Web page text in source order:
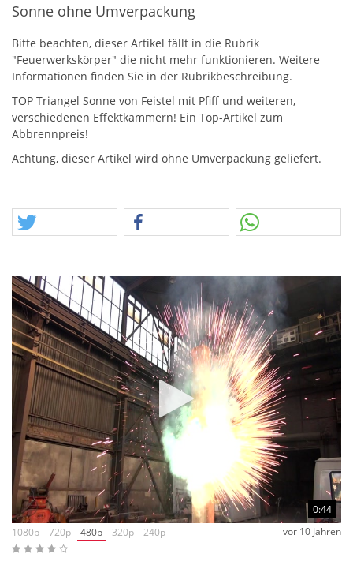
Sonne ohne Umverpackung
Bitte beachten, dieser Artikel fällt in die Rubrik
"Feuerwerkskörper" die nicht mehr funktionieren. Weitere
Informationen finden Sie in der Rubrikbeschreibung.
TOP Triangel Sonne von Feistel mit Pfiff und weiteren,
verschiedenen Effektkammern! Ein Top-Artikel zum
Abbrennpreis!
Achtung, dieser Artikel wird ohne Umverpackung geliefert.
0:44
1080p
720p 480p 320p 240p vor 10 Jahren